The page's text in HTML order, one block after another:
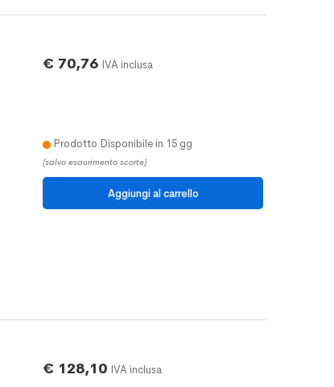
€ 70,76 IVA inclusa
Prodotto Disponibile in 15 gg
(salvo esaurimento scorte)
€ 128,10 IVA inclusa